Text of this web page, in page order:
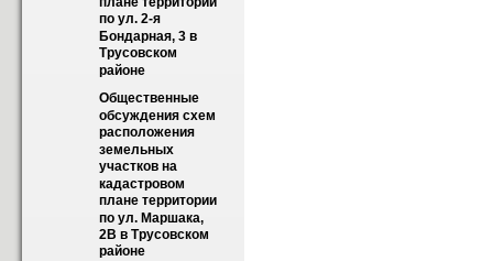
по ул. 2-я
Бондарная, 3 в
Трусовском
районе
Общественные
обсуждения схем
расположения
земельных
участков на
кадастровом
плане территории
по ул. Маршака,
2В в Трусовском
районе